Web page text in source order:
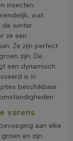
insecten.
wat
de winter
ze een
Ze zijn perfect
zijn. De
een dynamisch
is in
beschikbaar
varens
aan elke
en zijn